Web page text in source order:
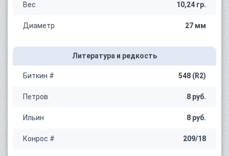
Вес 10,24 гр.
Диаметр 27 мм
Литература и редкость
Биткин # 548 (R2)
Петров 8 руб.
Ильин 8 руб.
Конрос # 209/18